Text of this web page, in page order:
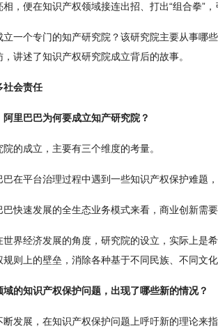
，便在知识产权领域接连出招、打出“组合拳”
立一个专门的知产研究院？该研究院主要从事哪
讲述了知识产权研究院成立背后的故事。
社会责任
里巴巴为何要成立知产研究院？
院的成立，主要有三个维度的考量。
在平台治理过程中遇到一些知识产权保护难题
快速发展的全生态业务模式来看，商业创新需
界经济发展的角度，研究院的设立，实际上是
则上的壁垒，消除各种基于不同民族、不同文
的知识产权保护问题，出现了哪些新的情况？
断发展，在知识产权保护问题上呼吁新的理论